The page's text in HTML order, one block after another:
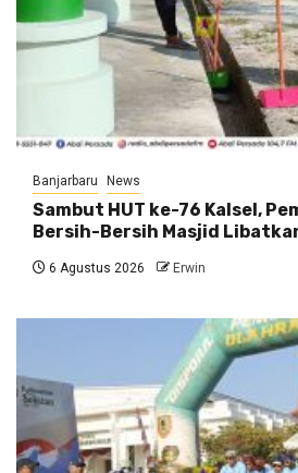
Banjarbaru News
Sambut HUT ke-76 Kalsel,
Bersih-Bersih Masjid
6 Agustus 2026 Erwin